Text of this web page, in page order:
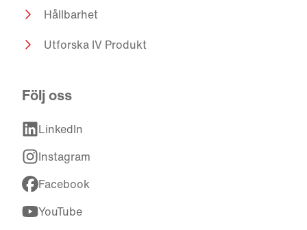
Hållbarhet
Utforska IV Produkt
Följ oss
LinkedIn
Instagram
Facebook
YouTube